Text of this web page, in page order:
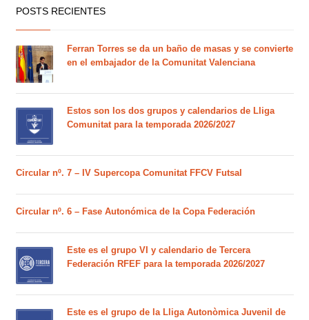
POSTS RECIENTES
Ferran Torres se da un baño de masas y se convierte
en el embajador de la Comunitat Valenciana
Estos son los dos grupos y calendarios de Lliga
Comunitat para la temporada 2026/2027
Circular nº. 7 – IV Supercopa Comunitat FFCV Futsal
Circular nº. 6 – Fase Autonómica de la Copa Federación
Este es el grupo VI y calendario de Tercera
Federación RFEF para la temporada 2026/2027
Este es el grupo de la Lliga Autonòmica Juvenil de